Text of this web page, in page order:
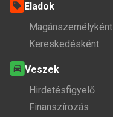
Eladok
Magánszemélyként
Kereskedésként
Veszek
Hirdetésfigyelő
Finanszírozás